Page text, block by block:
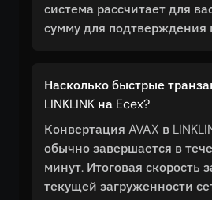
система рассчитает для
сумму для подтверждения
Насколько быстрые
LINKLINK на Ecex?
Конвертация AVAX в
обычно завершается в
минут. Итоговая скорость
текущей загруженности